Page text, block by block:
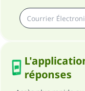
réponses